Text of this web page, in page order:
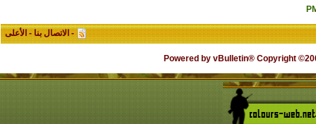
- الاتصال بنا - الأعلى
Powered by vBulletin® Copyright